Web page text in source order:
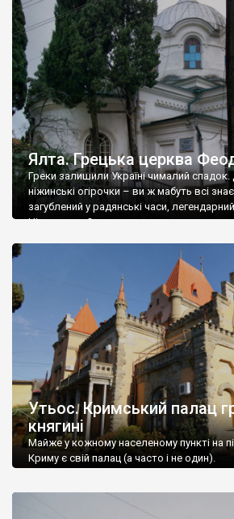
Ялта. Грецька церква
Греки залишили Україні чималий
ніжинські огірочки – ви ж мабуть всі
загублений у радянські часи,
Ніжин греки?
Утьос. Кримський палац
княгині
Майже у кожному населеному пункті на
Криму є свій палац (а часто і не один).